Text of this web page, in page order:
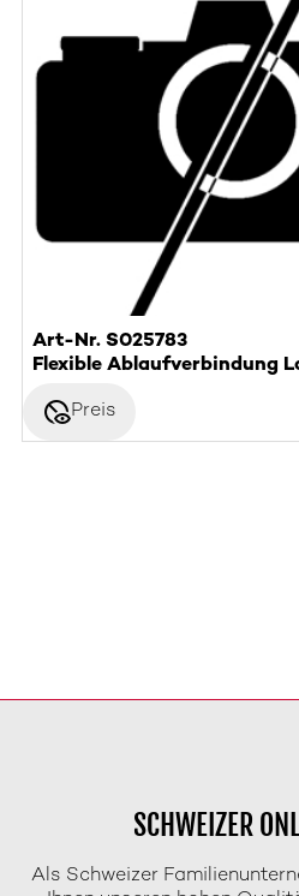
Art-Nr. S025783
Flexible Ablaufverbindung
disabled_visiblePreis
SCHWEIZER
Als Schweizer